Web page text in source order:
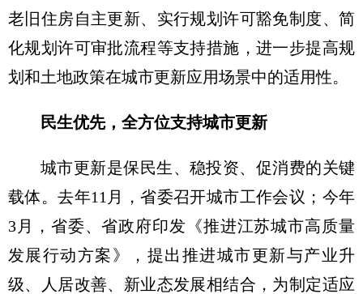
老旧住房自主更新、实行规划许可豁免制度、简
化规划许可审批流程等支持措施，进一步提高规
划和土地政策在城市更新应用场景中的适用性。
民生优先，全方位支持城市更新
城市更新是保民生、稳投资、促消费的关键
载体。去年11月，省委召开城市工作会议；今年
3月，省委、省政府印发《推进江苏城市高质量
发展行动方案》，提出推进城市更新与产业升
级、人居改善、新业态发展相结合，为制定适应